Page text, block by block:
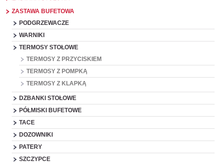
ZASTAWA BUFETOWA
PODGRZEWACZE
WARNIKI
TERMOSY STOŁOWE
TERMOSY Z PRZYCISKIEM
TERMOSY Z POMPKĄ
TERMOSY Z KLAPKĄ
DZBANKI STOŁOWE
PÓŁMISKI BUFETOWE
TACE
DOZOWNIKI
PATERY
SZCZYPCE